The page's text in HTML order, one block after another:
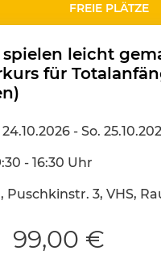
FREIE PLÄTZE
leicht
für
24.10.2026 -So.
- 16:30 Uhr
Puschkinstr. 3, VHS,
99,00 €